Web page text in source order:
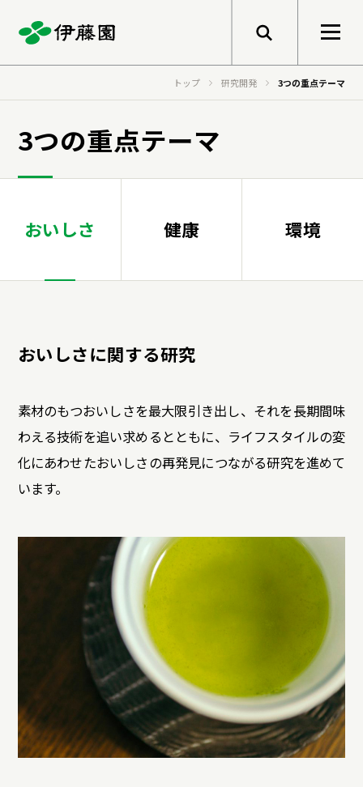
メニューを開く
企業情報
トップメッセージ
グループ経営理念
コンプライアンス
役員紹介
企業情報トップ
サステナビリティ
統合レポート
研究開発
研究開発への考え方・体制
研究・技術開発
3つの重点テーマ
研究リリース
学会発表・論文
サイエンスキャッスル研究費
共同研究公募制度
研究開発トップ
IR・投資家情報
個人投資家の皆さまへ
経営戦略
業績・財務情報
株式関連情報
IRイベント
IRライブラリ
ディスクロージャーポリシー
グローバルサイト
検索
トップ 研究開発 3つの重点テーマ
3つの重点テーマ
おいしさ 健康 環境
おいしさに関する研究
素材のもつおいしさを最大限引き出し、それを長期間味
わえる技術を追い求めるとともに、ライフスタイルの変
化にあわせたおいしさの再発見につながる研究を進めて
います。